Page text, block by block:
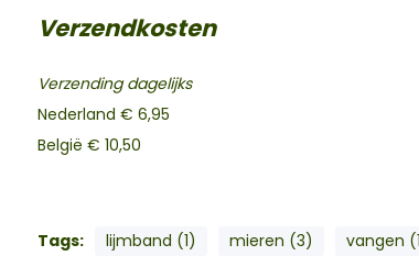
Verzendkosten
Verzending dagelijks
Nederland € 6,95
België € 10,50
Tags: lijmband (1) mieren (3) vangen